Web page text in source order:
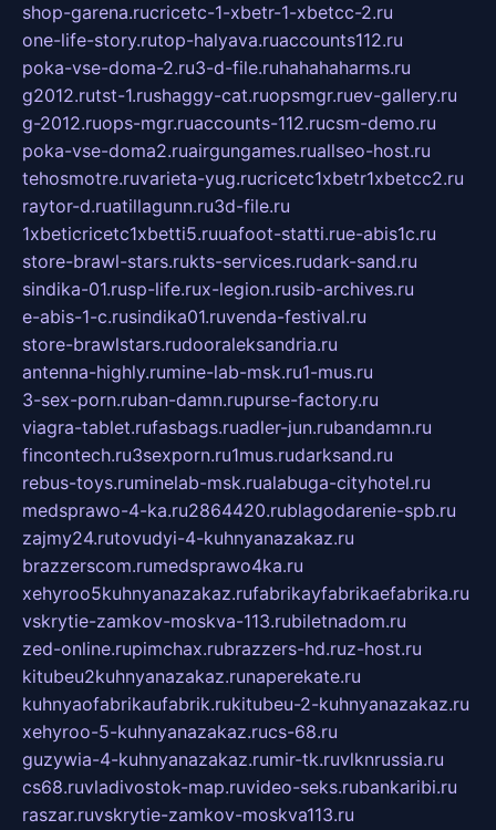
shop-garena.rucricetc-1-xbetr-1-xbetcc-2.ru
one-life-story.rutop-halyava.ruaccounts112.ru
poka-vse-doma-2.ru3-d-file.ruhahahaharms.ru
g2012.rutst-1.rushaggy-cat.ruopsmgr.ruev-gallery.ru
g-2012.ruops-mgr.ruaccounts-112.rucsm-demo.ru
poka-vse-doma2.ruairgungames.ruallseo-host.ru
tehosmotre.ruvarieta-yug.rucricetc1xbetr1xbetcc2.ru
raytor-d.ruatillagunn.ru3d-file.ru
1xbeticricetc1xbetti5.ruuafoot-statti.rue-abis1c.ru
store-brawl-stars.rukts-services.rudark-sand.ru
sindika-01.rusp-life.rux-legion.rusib-archives.ru
e-abis-1-c.rusindika01.ruvenda-festival.ru
store-brawlstars.rudooraleksandria.ru
antenna-highly.rumine-lab-msk.ru1-mus.ru
3-sex-porn.ruban-damn.rupurse-factory.ru
viagra-tablet.rufasbags.ruadler-jun.rubandamn.ru
fincontech.ru3sexporn.ru1mus.rudarksand.ru
rebus-toys.ruminelab-msk.rualabuga-cityhotel.ru
medsprawo-4-ka.ru2864420.rublagodarenie-spb.ru
zajmy24.rutovudyi-4-kuhnyanazakaz.ru
brazzerscom.rumedsprawo4ka.ru
xehyroo5kuhnyanazakaz.rufabrikayfabrikaefabrika.ru
vskrytie-zamkov-moskva-113.rubiletnadom.ru
zed-online.rupimchax.rubrazzers-hd.ruz-host.ru
kitubeu2kuhnyanazakaz.runaperekate.ru
kuhnyaofabrikaufabrik.rukitubeu-2-kuhnyanazakaz.ru
xehyroo-5-kuhnyanazakaz.rucs-68.ru
guzywia-4-kuhnyanazakaz.rumir-tk.ruvlknrussia.ru
cs68.ruvladivostok-map.ruvideo-seks.rubankaribi.ru
raszar.ruvskrytie-zamkov-moskva113.ru